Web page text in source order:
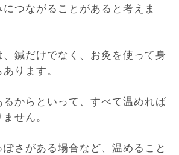
つながることがあると考えま
、鍼だけでなく、お灸を使って身
ります。
るからといって、すべて温めれば
せん。
さがある場合など、温めること